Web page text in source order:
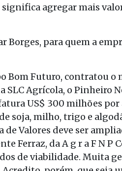
agregar mais
Borges, para quem a
Bom Futuro, contratou o
SLC Agrícola, o Pinheiro
US$ 300 milhões por
soja, milho, trigo e
Valores deve ser
Ferraz, da A g r a F N P
de viabilidade. Muita